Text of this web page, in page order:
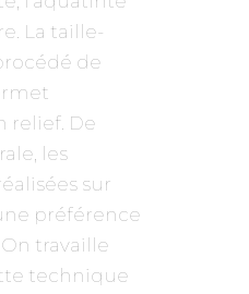
La taille-
de
relief. De
les
sur
préférence
travaille
technique